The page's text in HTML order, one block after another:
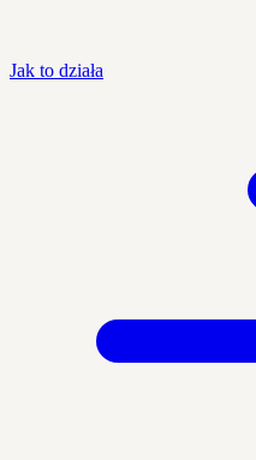
Jak to działa